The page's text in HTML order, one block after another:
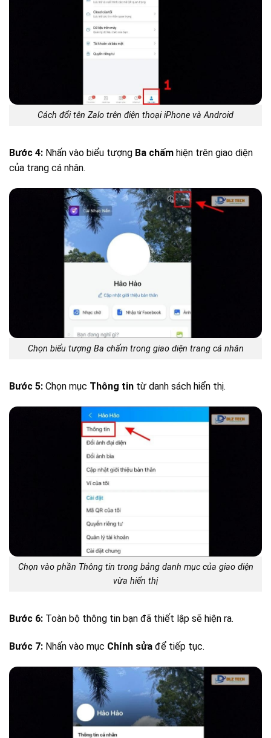
Cách đổi tên Zalo trên điện thoại iPhone và Android
Bước 4: Nhấn vào biểu tượng Ba chấm hiện trên giao diện
của trang cá nhân.
Chọn biểu tượng Ba chấm trong giao diện trang cá nhân
Bước 5: Chọn mục Thông tin từ danh sách hiển thị.
Chọn vào phần Thông tin trong bảng danh mục của giao diện
vừa hiển thị
Bước 6: Toàn bộ thông tin bạn đã thiết lập sẽ hiện ra.
Bước 7: Nhấn vào mục Chỉnh sửa để tiếp tục.